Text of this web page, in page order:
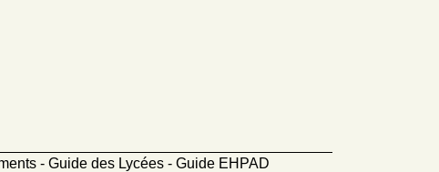
- Guide des Lycées - Guide EHPAD